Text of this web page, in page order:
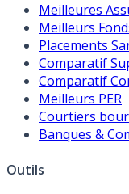
Meilleures
Meilleurs
Placements
Comparatif
Comparatif
Meilleurs PER
Courtiers
Banques &
Outils